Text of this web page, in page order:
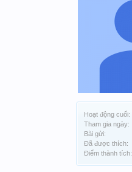
Hoạt động cuối:
Tham gia ngày:
Bài gửi:
Đã được thích:
Điểm thành tích: